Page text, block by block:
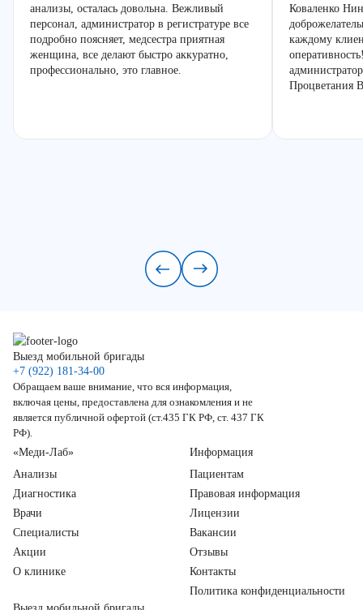
анализы, осталась довольна. Вежливый
персонал, администратор в регистратуре все
подробно поясняет, медсестра приятная
женщина, все делают быстро аккуратно,
профессионально, это главное.
Коваленко
каждому
Выезд мобильной бригады
+7 (922) 181-34-00
Обращаем ваше внимание, что вся информация,
включая цены, предоставлена для ознакомления и не
является публичной офертой (ст.435 ГК РФ, ст. 437 ГК
РФ).
«Меди-Лаб»
Анализы
Диагностика
Врачи
Специалисты
Акции
О клинике
Информация
Пациентам
Правовая информация
Лицензии
Вакансии
Отзывы
Контакты
Политика конфиденциальности